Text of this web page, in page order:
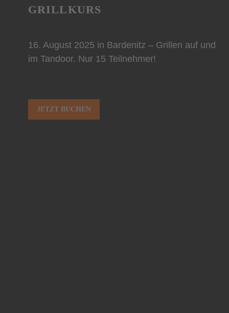
GRILLKURS
16. August 2025 in Bardenitz – Grillen auf und
im Tandoor. Nur 15 Teilnehmer!
JETZT BUCHEN